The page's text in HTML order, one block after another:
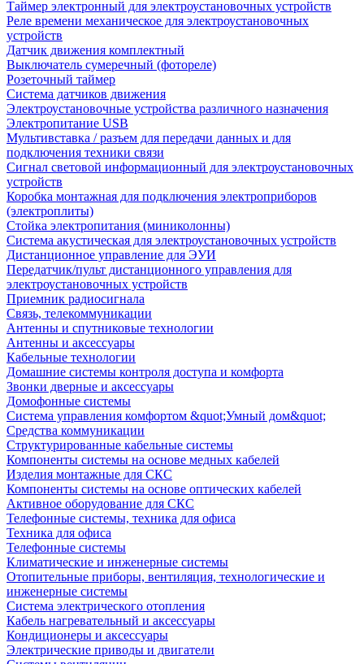
Таймер электронный для электроустановочных устройств
Реле времени механическое для электроустановочных
устройств
Датчик движения комплектный
Выключатель сумеречный (фотореле)
Розеточный таймер
Система датчиков движения
Электроустановочные устройства различного назначения
Электропитание USB
Мультивставка / разъем для передачи данных и для
подключения техники связи
Сигнал световой информационный для электроустановочных
устройств
Коробка монтажная для подключения электроприборов
(электроплиты)
Стойка электропитания (миниколонны)
Система акустическая для электроустановочных устройств
Дистанционное управление для ЭУИ
Передатчик/пульт дистанционного управления для
электроустановочных устройств
Приемник радиосигнала
Связь, телекоммуникации
Антенны и спутниковые технологии
Антенны и аксессуары
Кабельные технологии
Домашние системы контроля доступа и комфорта
Звонки дверные и аксессуары
Домофонные системы
Система управления комфортом &quot;Умный дом&quot;
Средства коммуникации
Структурированные кабельные системы
Компоненты системы на основе медных кабелей
Изделия монтажные для СКС
Компоненты системы на основе оптических кабелей
Активное оборудование для СКС
Телефонные системы, техника для офиса
Техника для офиса
Телефонные системы
Климатические и инженерные системы
Отопительные приборы, вентиляция, технологические и
инженерные системы
Система электрического отопления
Кабель нагревательный и аксессуары
Кондиционеры и аксессуары
Электрические приводы и двигатели